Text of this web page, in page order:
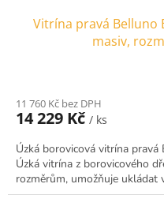
Vitrína pravá Belluno
masiv,
11 760 Kč bez DPH
14 229 Kč / ks
Úzká borovicová vitrína
Úzká vitrína z borovicového
rozměrům, umožňuje ukládat